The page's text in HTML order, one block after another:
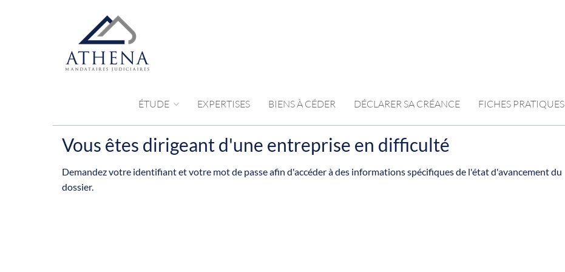
ÉTUDE EXPERTISES BIENS À CÉDER DÉCLARER SA CRÉANCE FICHES PRATIQUES
Vous êtes dirigeant d'une entreprise en difficulté
Demandez votre identifiant et votre mot de passe afin d'accéder à des informations spécifiques de l'état d'avancement du
dossier.